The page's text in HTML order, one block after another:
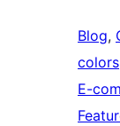
Blog,
colors
E-